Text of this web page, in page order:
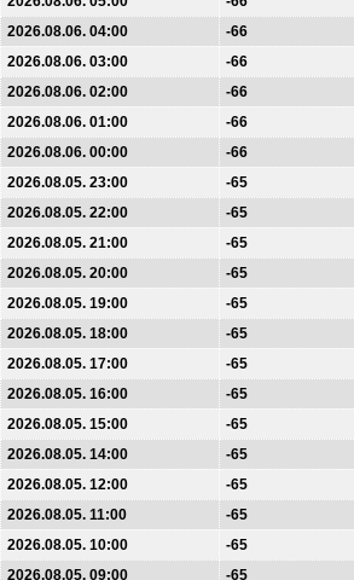
2026.08.06. 04:00
-66
2026.08.06. 03:00
-66
2026.08.06. 02:00
-66
2026.08.06. 01:00
-66
2026.08.06. 00:00
-66
2026.08.05. 23:00
-65
2026.08.05. 22:00
-65
2026.08.05. 21:00
-65
2026.08.05. 20:00
-65
2026.08.05. 19:00
-65
2026.08.05. 18:00
-65
2026.08.05. 17:00
-65
2026.08.05. 16:00
-65
2026.08.05. 15:00
-65
2026.08.05. 14:00
-65
2026.08.05. 12:00
-65
2026.08.05. 11:00
-65
2026.08.05. 10:00
-65
2026.08.05. 09:00
-65